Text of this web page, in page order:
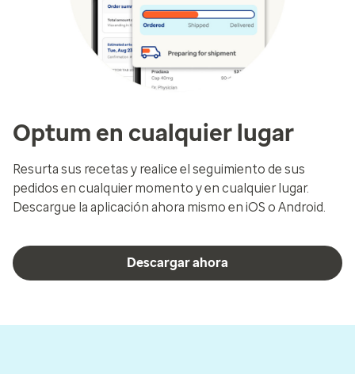
Optum en cualquier lugar
Resurta sus recetas y realice el seguimiento de sus
pedidos en cualquier momento y en cualquier lugar.
Descargue la aplicación ahora mismo en iOS o Android.
Descargar ahora